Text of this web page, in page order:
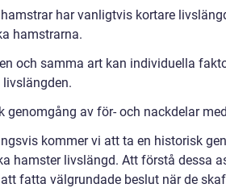
har vanligtvis kortare
hamstrarna.
och samma art kan individuella
livslängden.
genomgång av för- och nackdelar
kommer vi att ta en historisk
hamster livslängd. Att förstå dessa
fatta välgrundade beslut när de